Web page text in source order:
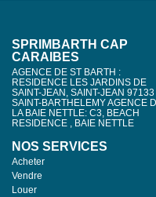
SPRIMBARTH CAP
CARAIBES
AGENCE DE ST BARTH :
RESIDENCE LES JARDINS DE
SAINT-JEAN, SAINT-JEAN 97133
SAINT-BARTHELEMY AGENCE
LA BAIE NETTLE: C3, BEACH
RESIDENCE , BAIE NETTLE
NOS SERVICES
Acheter
Vendre
Louer